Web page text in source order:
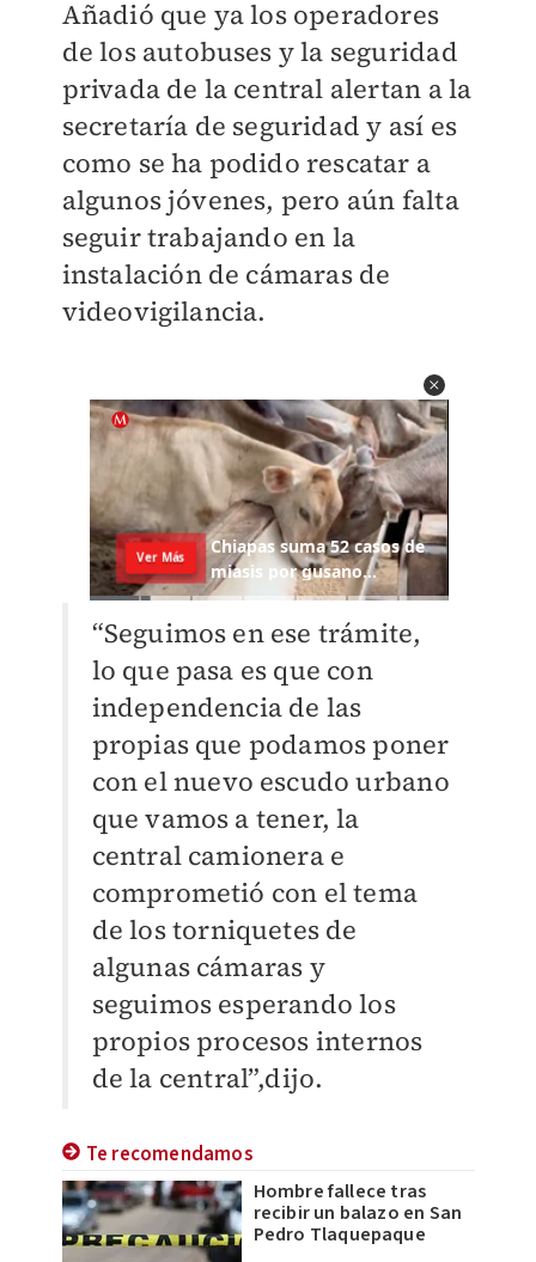
Añadió que ya los operadores
de los autobuses y la seguridad
privada de la central alertan a la
secretaría de seguridad y así es
como se ha podido rescatar a
algunos jóvenes, pero aún falta
seguir trabajando en la
instalación de cámaras de
videovigilancia.
“Seguimos en ese trámite,
lo que pasa es que con
independencia de las
propias que podamos poner
con el nuevo escudo urbano
que vamos a tener, la
central camionera e
comprometió con el tema
de los torniquetes de
algunas cámaras y
seguimos esperando los
propios procesos internos
de la central”,dijo.
Te recomendamos
Hombre fallece tras
recibir un balazo en San
Pedro Tlaquepaque